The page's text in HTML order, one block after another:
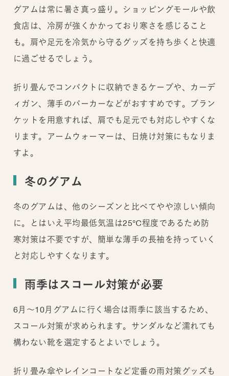
グアムは常に暑さ真っ盛り。ショッピングモールや飲
食店は、冷房が強くかかっており寒さを感じること
も。肩や足元を冷気から守るグッズを持ち歩くと快適
に過ごせるでしょう。
折り畳んでコンパクトに収納できるケープや、カーデ
ィガン、薄手のパーカーなどがおすすめです。ブラン
ケットを用意すれば、肩でも足元でも対応しやすくな
ります。アームウォーマーは、日焼け対策にもなりま
すよ。
冬のグアム
冬のグアムは、他のシーズンと比べてやや涼しい傾向
に。とはいえ平均最低気温は25℃程度であるため防
寒対策は不要ですが、簡単な薄手の長袖を持っていく
と対応しやすくなります。
雨季はスコール対策が必要
6月～10月グアムに行く場合は雨季に該当するため、
スコール対策が求められます。サンダルなど濡れても
構わない靴を選定するとよいでしょう。
折り畳み傘やレインコートなど定番の雨対策グッズも